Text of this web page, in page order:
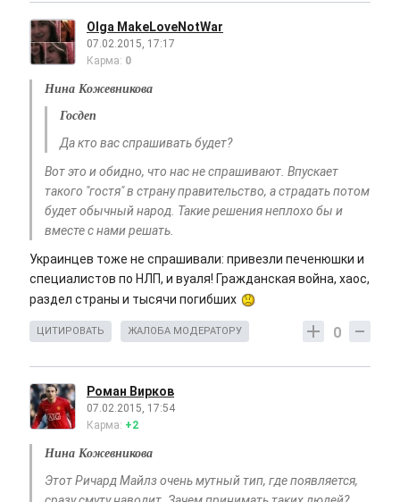
Olga MakeLoveNotWar
07.02.2015, 17:17
Карма: 0
Нина Кожевникова
Госдеп
Да кто вас спрашивать будет?
Вот это и обидно, что нас не спрашивают. Впускает
такого "гостя" в страну правительство, а страдать потом
будет обычный народ. Такие решения неплохо бы и
вместе с нами решать.
Украинцев тоже не спрашивали: привезли печенюшки и
специалистов по НЛП, и вуаля! Гражданская война, хаос,
раздел страны и тысячи погибших
0
ЦИТИРОВАТЬ ЖАЛОБА МОДЕРАТОРУ
Роман Вирков
07.02.2015, 17:54
Карма: +2
Нина Кожевникова
Этот Ричард Майлз очень мутный тип, где появляется,